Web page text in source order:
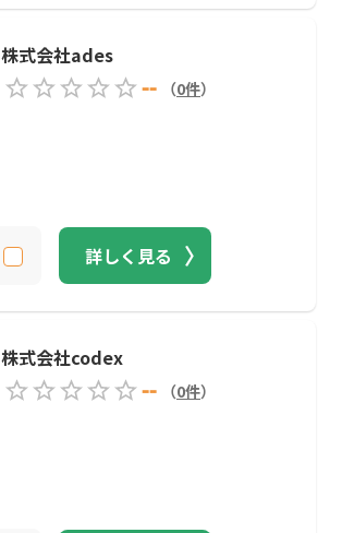
株式会社ades
--
（0件）
詳しく見る
株式会社codex
--
（0件）